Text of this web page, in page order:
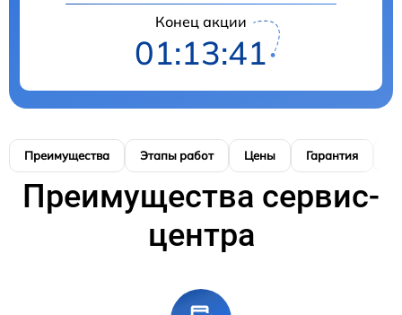
Конец акции
01:13:40
Преимущества Этапы работ Цены Гарантия
Преимущества сервис-
центра